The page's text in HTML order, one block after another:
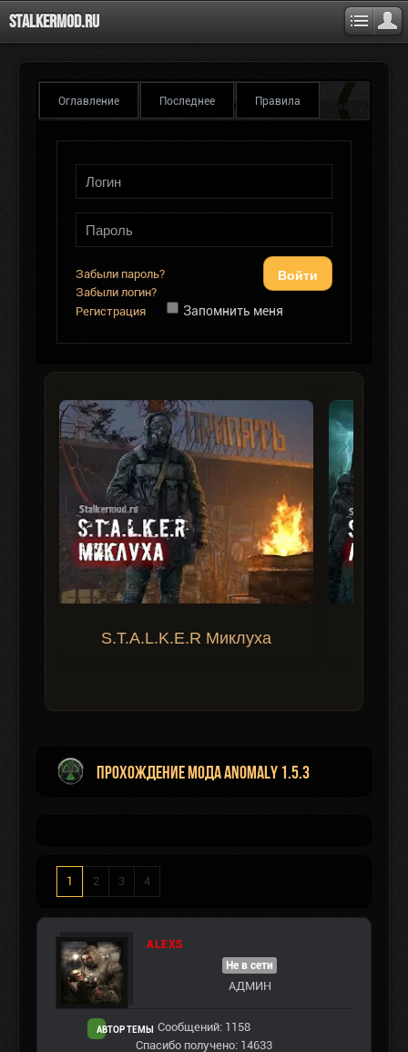
Stalkermod.ru
Оглавление Последнее Правила
Войти
Забыли пароль?
Забыли логин?
Регистрация
Запомнить меня
S.T.A.L.K.E.R Миклуха
Прохождение мода Anomaly 1.5.3
1 2 3 4
ALEXS
АВТОР ТЕМЫ
Не в сети
АДМИН
Сообщений: 1158
Спасибо получено: 14633